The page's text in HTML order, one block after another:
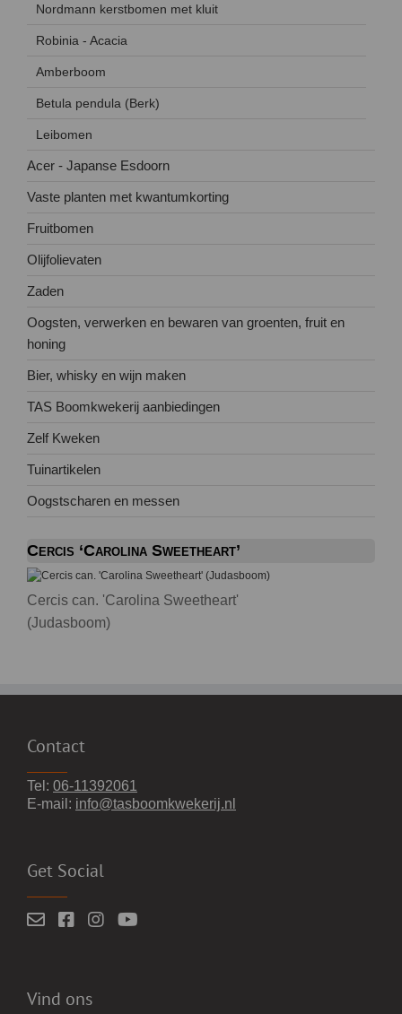
Nordmann kerstbomen met kluit
Robinia - Acacia
Amberboom
Betula pendula (Berk)
Leibomen
Acer - Japanse Esdoorn
Vaste planten met kwantumkorting
Fruitbomen
Olijfolievaten
Zaden
Oogsten, verwerken en bewaren van groenten, fruit en
honing
Bier, whisky en wijn maken
TAS Boomkwekerij aanbiedingen
Zelf Kweken
Tuinartikelen
Oogstscharen en messen
Cercis ‘Carolina Sweetheart’
Cercis can. 'Carolina Sweetheart'
(Judasboom)
Contact
Tel: 06-11392061
E-mail: info@tasboomkwekerij.nl
Get Social
Vind ons